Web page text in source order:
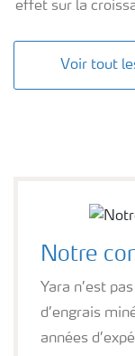
effet sur la
Voir tout
Notre
Yara n’est
d’engrais
années